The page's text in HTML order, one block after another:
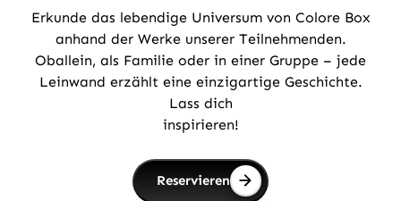
Erkunde das lebendige Universum von Colore Box
anhand der Werke unserer Teilnehmenden.
Oballein, als Familie oder in einer Gruppe – jede
Leinwand erzählt eine einzigartige Geschichte.
Lass dich
inspirieren!
Reservieren